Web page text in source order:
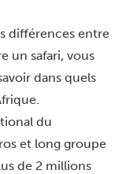
différences entre
un safari, vous
dans quels
du
et long groupe
de 2 millions